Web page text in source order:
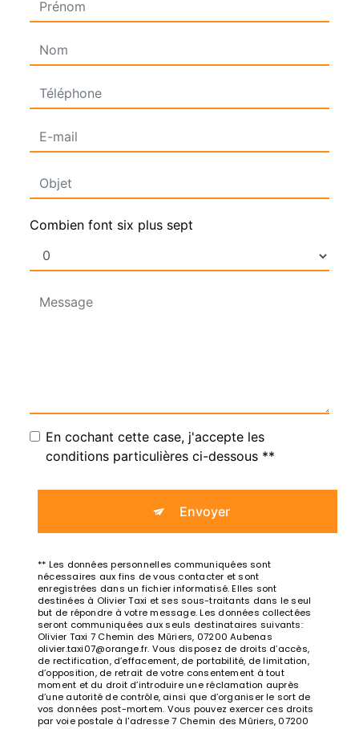
Combien font six plus sept
En cochant cette case, j'accepte les
conditions particulières ci-dessous **
Envoyer
** Les données personnelles communiquées sont
nécessaires aux fins de vous contacter et sont
enregistrées dans un fichier informatisé. Elles sont
destinées à Olivier Taxi et ses sous-traitants dans le seul
but de répondre à votre message. Les données collectées
seront communiquées aux seuls destinataires suivants:
Olivier Taxi 7 Chemin des Mûriers, 07200 Aubenas
olivier.taxi07@orange.fr. Vous disposez de droits d’accès,
de rectification, d’effacement, de portabilité, de limitation,
d’opposition, de retrait de votre consentement à tout
moment et du droit d’introduire une réclamation auprès
d’une autorité de contrôle, ainsi que d’organiser le sort de
vos données post-mortem. Vous pouvez exercer ces droits
par voie postale à l'adresse 7 Chemin des Mûriers, 07200